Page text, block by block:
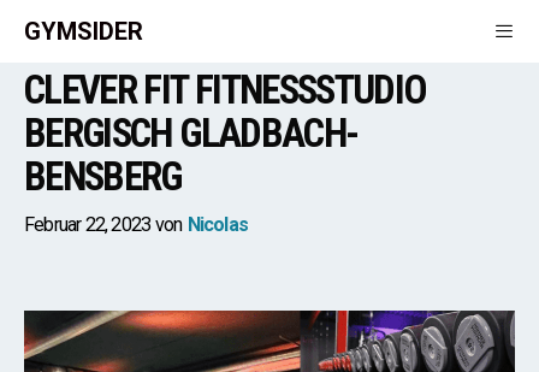
Zum
Inhalt
springen
GYMSIDER
CLEVER FIT FITNESSSTUDIO
BERGISCH GLADBACH-
BENSBERG
Februar 22, 2023 von Nicolas